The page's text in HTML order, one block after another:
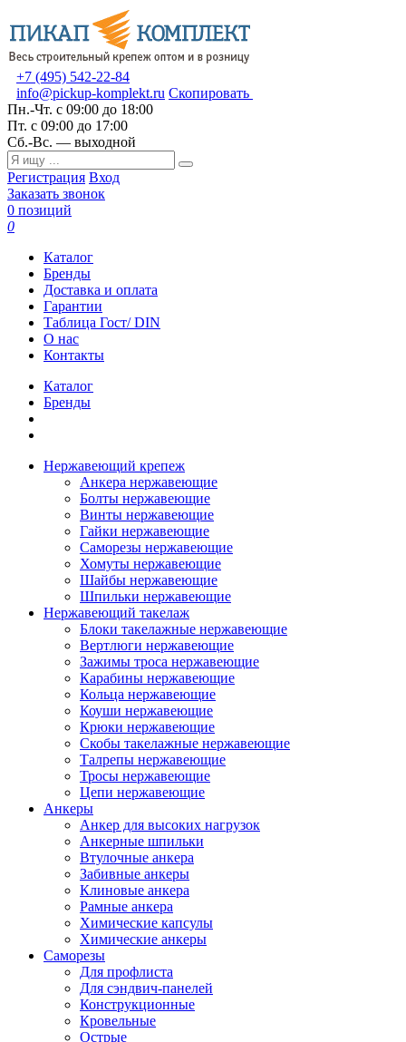
+7 (495) 542-22-84
info@pickup-komplekt.ru Скопировать
Пн.-Чт. с 09:00 до 18:00
Пт. с 09:00 до 17:00
Сб.-Вс. — выходной
Регистрация Вход
Заказать звонок
0 позиций
0
Каталог
Бренды
Доставка и оплата
Гарантии
Таблица Гост/ DIN
О нас
Контакты
Каталог
Бренды
Нержавеющий крепеж
Анкера нержавеющие
Болты нержавеющие
Винты нержавеющие
Гайки нержавеющие
Саморезы нержавеющие
Хомуты нержавеющие
Шайбы нержавеющие
Шпильки нержавеющие
Нержавеющий такелаж
Блоки такелажные нержавеющие
Вертлюги нержавеющие
Зажимы троса нержавеющие
Карабины нержавеющие
Кольца нержавеющие
Коуши нержавеющие
Крюки нержавеющие
Скобы такелажные нержавеющие
Талрепы нержавеющие
Тросы нержавеющие
Цепи нержавеющие
Анкеры
Анкер для высоких нагрузок
Анкерные шпильки
Втулочные анкера
Забивные анкеры
Клиновые анкера
Рамные анкера
Химические капсулы
Химические анкеры
Саморезы
Для профлиста
Для сэндвич-панелей
Конструкционные
Кровельные
Острые